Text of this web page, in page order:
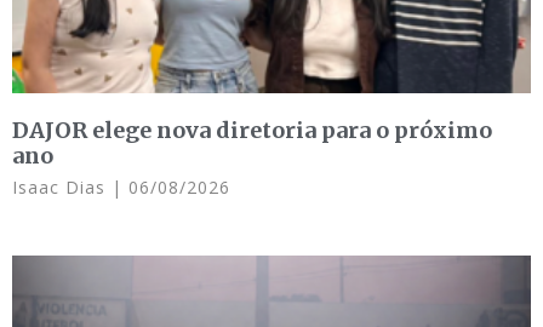
DAJOR elege nova diretoria para o próximo
ano
Isaac Dias 06/08/2026